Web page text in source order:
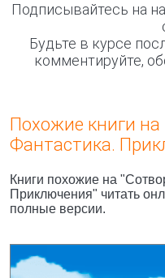
Подписывайтесь на
Будьте в курсе
комментируйте,
Похожие книги
Фантастика.
Книги похожие на
Приключения" читать
полные версии.